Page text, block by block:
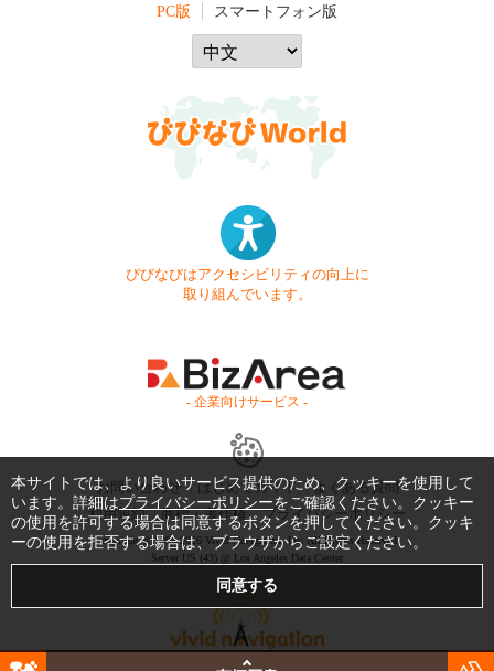
PC版 スマートフォン版
びびなびはアクセシビリティの向上に
取り組んでいます。
- 企業向けサービス -
お問い合わせ はじめてガイド
よくある質問
利用規約
商標・著作権 プライバシーポリシー
Copyright © 1999-2026 Vivid Navigation, Inc. All Rights Reserved.
Server US (43) @ Los Angeles Data Center
本サイトでは、より良いサービス提供のため、クッキーを使用して
います。詳細はプライバシーポリシーをご確認ください。クッキー
の使用を許可する場合は同意するボタンを押してください。クッキ
ーの使用を拒否する場合は、ブラウザからご設定ください。